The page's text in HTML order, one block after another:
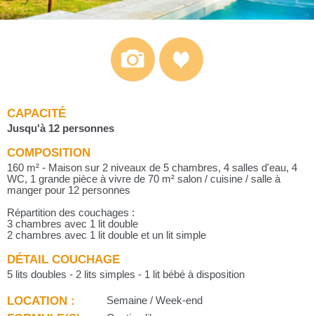
CAPACITÉ
Jusqu'à 12 personnes
COMPOSITION
160 m² - Maison sur 2 niveaux de 5 chambres, 4 salles d'eau, 4
WC, 1 grande pièce à vivre de 70 m² salon / cuisine / salle à
manger pour 12 personnes
Répartition des couchages :
3 chambres avec 1 lit double
2 chambres avec 1 lit double et un lit simple
DÉTAIL COUCHAGE
5 lits doubles - 2 lits simples - 1 lit bébé à disposition
LOCATION : Semaine / Week-end